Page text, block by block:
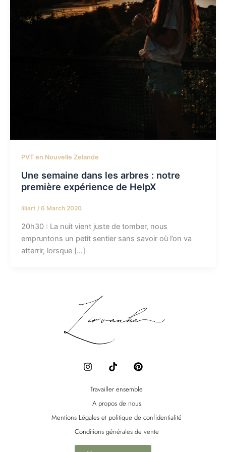
PVT en Nouvelle Zelande
Une semaine dans les arbres : notre
première expérience de HelpX
liliart / 6 March 2020
20h30 : La nuit vient juste de tomber, nous
empruntons un petit sentier sans savoir où l’on va
atterrir, lorsque […]
I
n
t
g
r
a
m
T
i
t
k
P
i
t
r
e
t
Travailler ensemble
A propos de nous
Mentions Légales et politique de confidentialité
Conditions générales de vente